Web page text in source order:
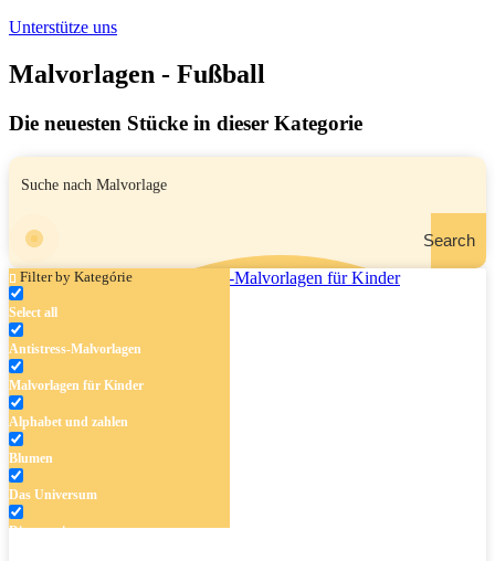
Unterstütze uns
Malvorlagen - Fußball
Die neuesten Stücke in dieser Kategorie
Search
Filter by Kategórie
Select all
Antistress-Malvorlagen
Malvorlagen für Kinder
Alphabet und zahlen
Blumen
Das Universum
Dinosaurier